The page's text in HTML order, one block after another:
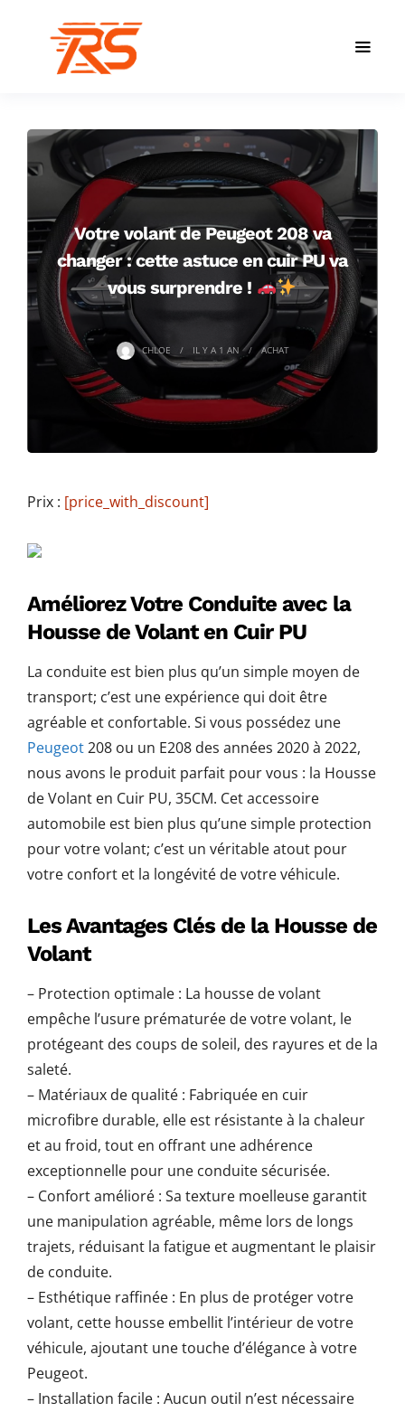
Votre volant de Peugeot 208 va
changer : cette astuce en cuir PU va
vous surprendre !
CHLOE IL Y A 1 AN ACHAT
Prix : [price_with_discount]
Améliorez Votre Conduite avec la
Housse de Volant en Cuir PU
La conduite est bien plus qu’un simple moyen de
transport; c’est une expérience qui doit être
agréable et confortable. Si vous possédez une
Peugeot208 ou un E208 des années 2020 à 2022,
nous avons le produit parfait pour vous : la Housse
de Volant en Cuir PU, 35CM. Cet accessoire
automobile est bien plus qu’une simple protection
pour votre volant; c’est un véritable atout pour
votre confort et la longévité de votre véhicule.
Les Avantages Clés de la Housse de
Volant
– Protection optimale : La housse de volant
empêche l’usure prématurée de votre volant, le
protégeant des coups de soleil, des rayures et de la
saleté.
– Matériaux de qualité : Fabriquée en cuir
microfibre durable, elle est résistante à la chaleur
et au froid, tout en offrant une adhérence
exceptionnelle pour une conduite sécurisée.
– Confort amélioré : Sa texture moelleuse garantit
une manipulation agréable, même lors de longs
trajets, réduisant la fatigue et augmentant le plaisir
de conduite.
– Esthétique raffinée : En plus de protéger votre
volant, cette housse embellit l’intérieur de votre
véhicule, ajoutant une touche d’élégance à votre
Peugeot.
– Installation facile : Aucun outil n’est nécessaire